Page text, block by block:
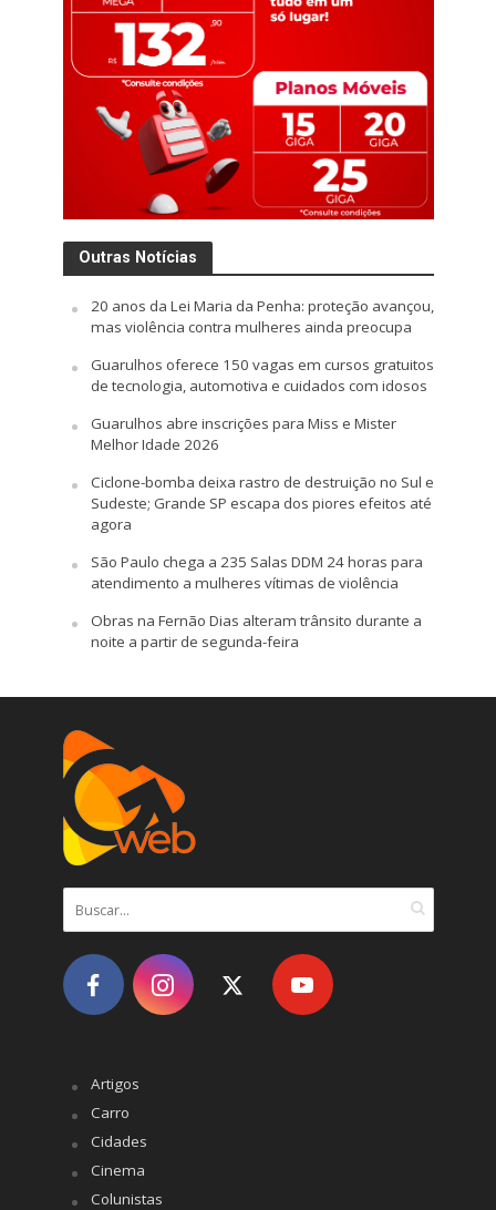
Outras Notícias
20 anos da Lei Maria da Penha: proteção avançou,
mas violência contra mulheres ainda preocupa
Guarulhos oferece 150 vagas em cursos gratuitos
de tecnologia, automotiva e cuidados com idosos
Guarulhos abre inscrições para Miss e Mister
Melhor Idade 2026
Ciclone-bomba deixa rastro de destruição no Sul e
Sudeste; Grande SP escapa dos piores efeitos até
agora
São Paulo chega a 235 Salas DDM 24 horas para
atendimento a mulheres vítimas de violência
Obras na Fernão Dias alteram trânsito durante a
noite a partir de segunda-feira
Artigos
Carro
Cidades
Cinema
Colunistas